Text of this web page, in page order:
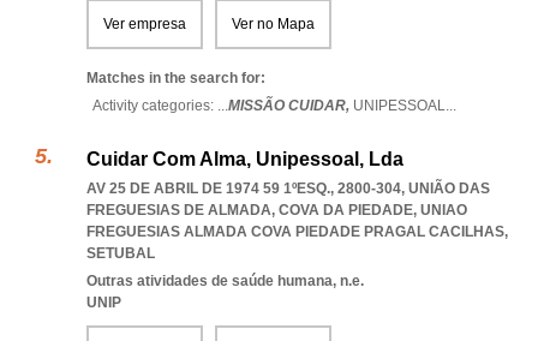
Ver empresa Ver no Mapa
Matches in the search for:
Activity categories: ...MISSÃO CUIDAR, UNIPESSOAL...
Cuidar Com Alma, Unipessoal, Lda
AV 25 DE ABRIL DE 1974 59 1ºESQ., 2800-304, UNIÃO DAS
FREGUESIAS DE ALMADA, COVA DA PIEDADE, UNIAO
FREGUESIAS ALMADA COVA PIEDADE PRAGAL CACILHAS,
SETUBAL
Outras atividades de saúde humana, n.e.
UNIP